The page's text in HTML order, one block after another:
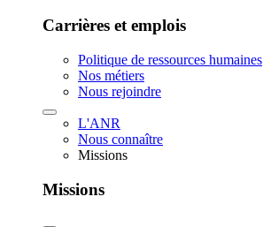
Carrières et emplois
Politique de ressources humaines
Nos métiers
Nous rejoindre
L'ANR
Nous connaître
Missions
Missions